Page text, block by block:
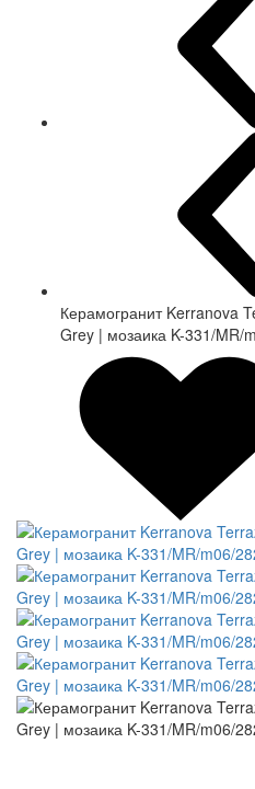
Керамогранит Kerranova
Grey | мозаика K-331/MR/